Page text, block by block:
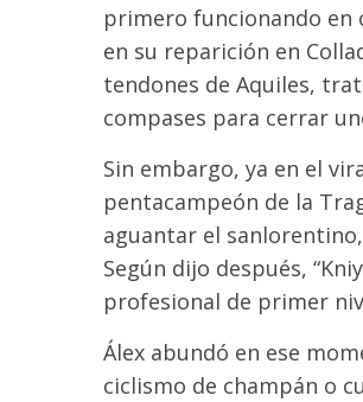
primero funcionando en
en su reparición en
tendones de Aquiles,
compases para cerrar
Sin embargo, ya en el
pentacampeón de la
aguantar el
Según dijo después,
profesional de primer
Álex abundó en ese
ciclismo de champán o